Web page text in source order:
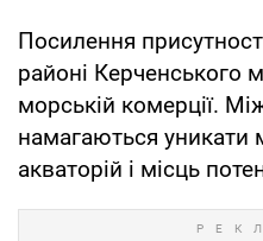
Посилення
районі Керченського
морській комерції.
намагаються уникати
акваторій і місць